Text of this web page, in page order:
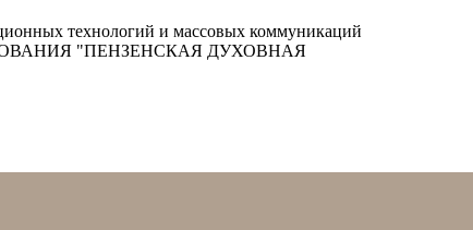
технологий и массовых коммуникаций
"ПЕНЗЕНСКАЯ ДУХОВНАЯ